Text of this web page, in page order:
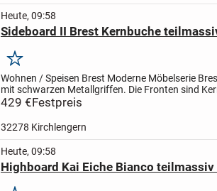
Heute, 09:58
Sideboard II Brest Kernbuche
Merken
Wohnen / Speisen Brest Moderne Möbelserie
mit schwarzen Metallgriffen. Die Fronten sind
durchgehenden Lamellen. Der Korpus und
429 €Festpreis
32278 Kirchlengern
Heute, 09:58
Highboard Kai Eiche Bianco